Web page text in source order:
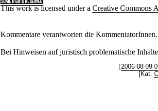
This work is licensed under a Creative Commons
Kommentare verantworten die KommentatorInnen.
Bei Hinweisen auf juristisch problematische
[2006-08-09
[Kat.